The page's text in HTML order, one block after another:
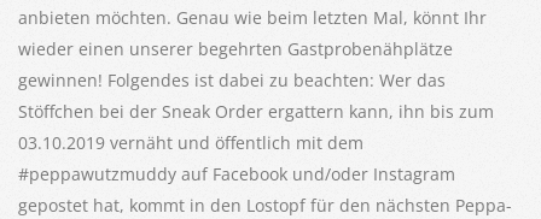
anbieten möchten. Genau wie beim letzten Mal, könnt Ihr
wieder einen unserer begehrten Gastprobenähplätze
gewinnen! Folgendes ist dabei zu beachten: Wer das
Stöffchen bei der Sneak Order ergattern kann, ihn bis zum
03.10.2019 vernäht und öffentlich mit dem
#peppawutzmuddy auf Facebook und/oder Instagram
gepostet hat, kommt in den Lostopf für den nächsten Peppa-